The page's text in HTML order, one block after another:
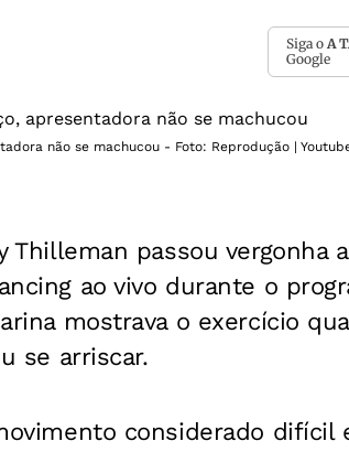
Siga o A
Google
não se machucou - Foto: Reprodução |
Thilleman passou vergonha
ao vivo durante o
mostrava o exercício
se arriscar.
considerado difícil